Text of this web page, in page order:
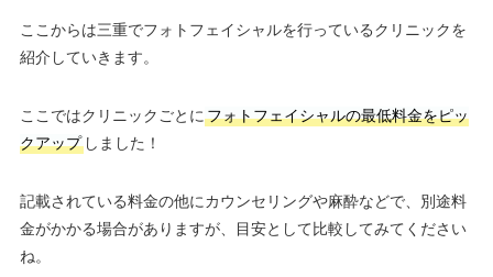
ここからは三重でフォトフェイシャルを行っているクリニックを
紹介していきます。
ここではクリニックごとに フォトフェイシャルの最低料金をピッ
クアップしました！
記載されている料金の他にカウンセリングや麻酔などで、別途料
金がかかる場合がありますが、目安として比較してみてください
ね。